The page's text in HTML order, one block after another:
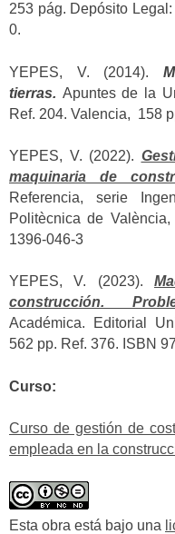
253 pág. Depósito
0.
YEPES, V. (2014).
tierras. Apuntes de la
Ref. 204. Valencia, 158
YEPES, V. (2022).
maquinaria de
Referencia, serie
Politècnica de
1396-046-3
YEPES, V. (2023).
construcción.
Académica. Editorial
562 pp. Ref. 376. ISBN
Curso:
Curso de gestión de
empleada en la
Esta obra está bajo una